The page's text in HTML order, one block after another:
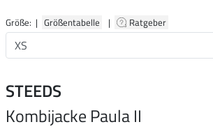
Größe: | Größentabelle | Ratgeber
STEEDS
Kombijacke Paula II